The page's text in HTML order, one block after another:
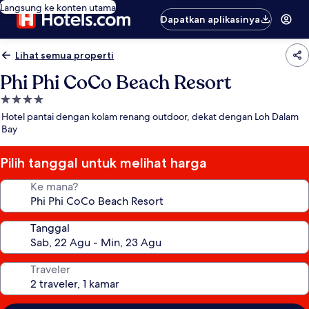
Langsung ke konten utama
Dapatkan aplikasinya
Lihat semua properti
Phi Phi CoCo Beach Resort
Properti
bintang
4.0
Hotel pantai dengan kolam renang outdoor, dekat dengan Loh Dalam
Bay
Pilih tanggal untuk melihat harga
Ke mana?
Tanggal
Traveler